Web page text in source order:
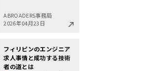
ABROADERS事務局
2026年04月23日
フィリピンのエンジニア
求人事情と成功する技術
者の道とは